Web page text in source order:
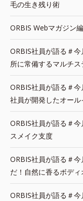
毛の生き残り術
ORBIS Webマガジン
ORBIS社員が語る＃
所に常備するマルチス
ORBIS社員が語る＃
社員が開発したオー
ORBIS社員が語る＃
スメイク支度
ORBIS社員が語る＃
だ！自然に香るボデ
ORBIS社員が語る＃